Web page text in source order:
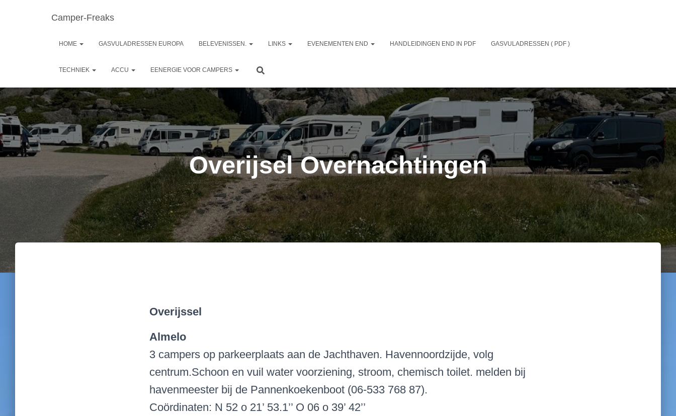
Camper-Freaks
HOME GASVULADRESSEN EUROPA BELEVENISSEN. LINKS EVENEMENTEN END HANDLEIDINGEN END IN PDF GASVULADRESSEN ( PDF )
TECHNIEK ACCU EENERGIE VOOR CAMPERS
Overijsel Overnachtingen
Overijssel
Almelo
3 campers op parkeerplaats aan de Jachthaven. Havennoordzijde, volg
centrum.Schoon en vuil water voorziening, stroom, chemisch toilet. melden bij
havenmeester bij de Pannenkoekenboot (06-533 768 87).
Coördinaten: N 52 o 21’ 53.1’’ O 06 o 39’ 42’’